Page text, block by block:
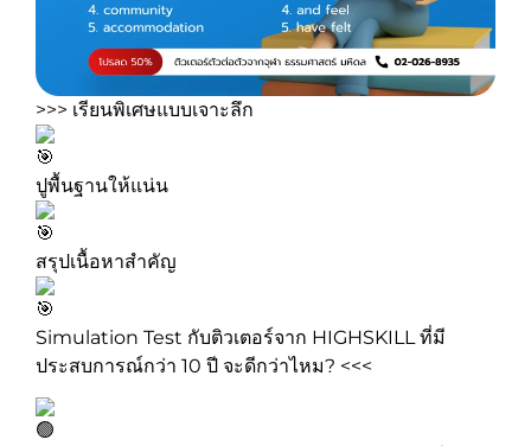
>>> เรียนพิเศษแบบเจาะลึก
ปูพื้นฐานให้แน่น
สรุปเนื้อหาสำคัญ
Simulation Test กับติวเตอร์จาก HIGHSKILL ที่มี
ประสบการณ์กว่า 10 ปี จะดีกว่าไหม? <<<